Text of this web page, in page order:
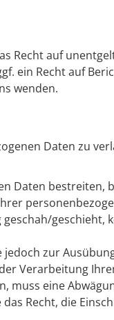
Recht auf
ein Recht auf
wenden.
Daten zu
Daten
geschieht,
zur
Verarbeitung
muss eine
Recht, die